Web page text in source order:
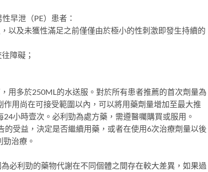
早泄（PE）患者：
以及未獲性滿足之前僅僅由於極小的性刺激即發生持續的
障礙；
用多於250ML的水送服。對於所有患者推薦的首次劑量為
用尚在可接受範圍以內，可以將用藥劑量增加至最大推
小時壹次。必利勁為處方藥，需遵醫囑購買或服用。
受益，決定是否繼續用藥，或者在使用6次治療劑量以後
治療。
必利勁的藥物代謝在不同個體之間存在較大差異，如果過